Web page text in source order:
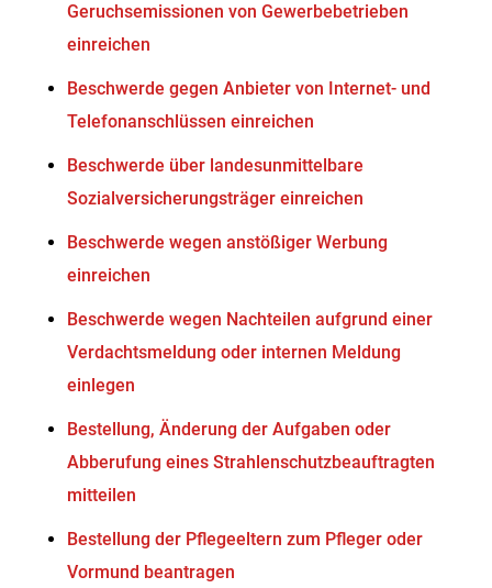
Geruchsemissionen von Gewerbebetrieben
einreichen
Beschwerde gegen Anbieter von Internet- und
Telefonanschlüssen einreichen
Beschwerde über landesunmittelbare
Sozialversicherungsträger einreichen
Beschwerde wegen anstößiger Werbung
einreichen
Beschwerde wegen Nachteilen aufgrund einer
Verdachtsmeldung oder internen Meldung
einlegen
Bestellung, Änderung der Aufgaben oder
Abberufung eines Strahlenschutzbeauftragten
mitteilen
Bestellung der Pflegeeltern zum Pfleger oder
Vormund beantragen